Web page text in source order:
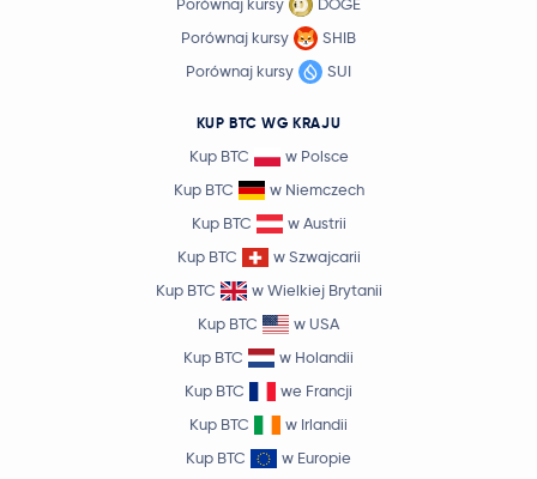
Porównaj kursy
DOGE
Porównaj kursy
SHIB
Porównaj kursy
SUI
KUP BTC WG KRAJU
Kup BTC
w Polsce
Kup BTC
w Niemczech
Kup BTC
w Austrii
Kup BTC
w Szwajcarii
Kup BTC
w Wielkiej Brytanii
Kup BTC
w USA
Kup BTC
w Holandii
Kup BTC
we Francji
Kup BTC
w Irlandii
Kup BTC
w Europie